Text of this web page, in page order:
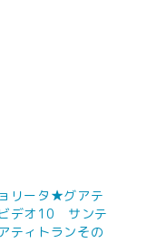
リータ★グアテ
デオ10 サンテ
ティトランその